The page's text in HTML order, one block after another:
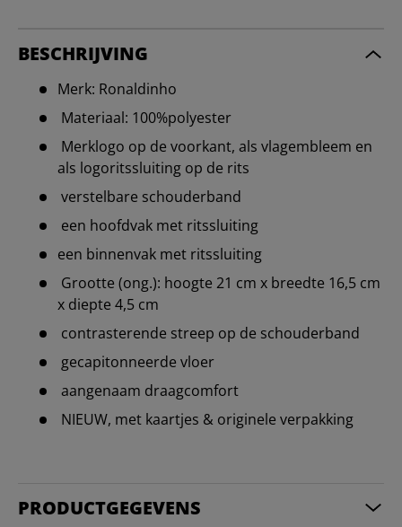
BESCHRIJVING
Merk: Ronaldinho
Materiaal: 100%polyester
Merklogo op de voorkant, als vlagembleem en
als logoritssluiting op de rits
verstelbare schouderband
een hoofdvak met ritssluiting
een binnenvak met ritssluiting
Grootte (ong.): hoogte 21 cm x breedte 16,5 cm
x diepte 4,5 cm
contrasterende streep op de schouderband
gecapitonneerde vloer
aangenaam draagcomfort
NIEUW, met kaartjes & originele verpakking
PRODUCTGEGEVENS